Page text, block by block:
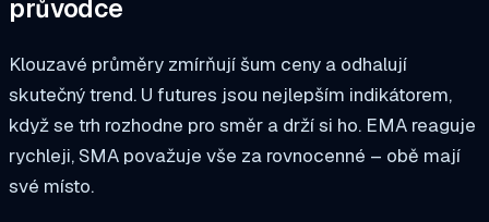
průvodce
Klouzavé průměry zmírňují šum ceny a odhalují
skutečný trend. U futures jsou nejlepším indikátorem,
když se trh rozhodne pro směr a drží si ho. EMA reaguje
rychleji, SMA považuje vše za rovnocenné – obě mají
své místo.